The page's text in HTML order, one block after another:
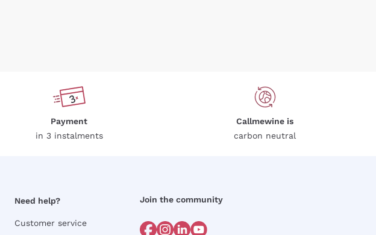
Payment
in 3 instalments
Callmewine is
carbon neutral
Need help?
Customer service
Join the community